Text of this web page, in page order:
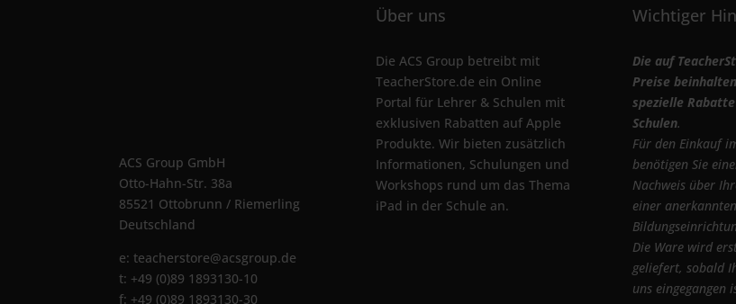
ACS Group GmbH
Otto-Hahn-Str. 38a
85521 Ottobrunn / Riemerling
Deutschland
e: teacherstore@acsgroup.de
t: +49 (0)89 1893130-10
f: +49 (0)89 1893130-30
Über uns
Die ACS Group betreibt mit
TeacherStore.de ein Online
Portal für Lehrer & Schulen mit
exklusiven Rabatten auf Apple
Produkte. Wir bieten zusätzlich
Informationen, Schulungen und
Workshops rund um das Thema
iPad in der Schule an.
Wichtiger
Die auf
Preise
spezielle
Schulen.
Für den Einkauf
benötigen Sie
Nachweis über
einer anerkannten
Die Ware wird
geliefert, sobald
uns eingegangen